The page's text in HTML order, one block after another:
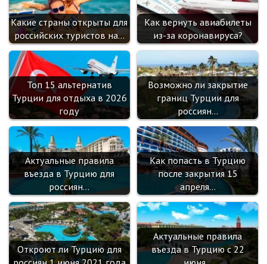
ik
i
Какие страны открыты для
российских туристов на…
Как вернуть авиабилеты
из-за коронавируса?
Топ 15 альтернатив
Турции для отдыха в 2026
году
Возможно ли закрытие
границ Турции для
россиян…
Актуальные правила
въезда в Турцию для
россиян…
Как попасть в Турцию
после закрытия 15
апреля…
Откроют ли Турцию для
Актуальные правила
въезда в Турцию с 22